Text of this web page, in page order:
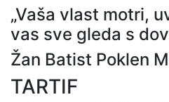
„Vaša vlast motri,
vas sve gleda s
Žan Batist Poklen
TARTIF